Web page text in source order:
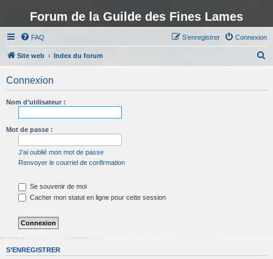
Forum de la Guilde des Fines Lames
FAQ Connexion
S’enregistrer
Site web Index du forum
Connexion
Nom d’utilisateur :
Mot de passe :
J’ai oublié mon mot de passe
Renvoyer le courriel de confirmation
Se souvenir de moi
Cacher mon statut en ligne pour cette session
S’ENREGISTRER